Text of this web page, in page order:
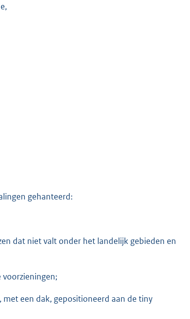
gehanteerd:
dat niet valt onder het landelijk gebieden en
voorzieningen;
een dak, gepositioneerd aan de tiny